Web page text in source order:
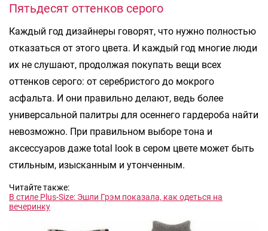
Пятьдесят оттенков серого
Каждый год дизайнеры говорят, что нужно полностью
отказаться от этого цвета. И каждый год многие люди
их не слушают, продолжая покупать вещи всех
оттенков серого: от серебристого до мокрого
асфальта. И они правильно делают, ведь более
универсальной палитры для осеннего гардероба найти
невозможно. При правильном выборе тона и
аксессуаров даже total look в сером цвете может быть
стильным, изысканным и утонченным.
Читайте также:
В стиле Plus-Size: Эшли Грэм показала, как одеться на
вечеринку